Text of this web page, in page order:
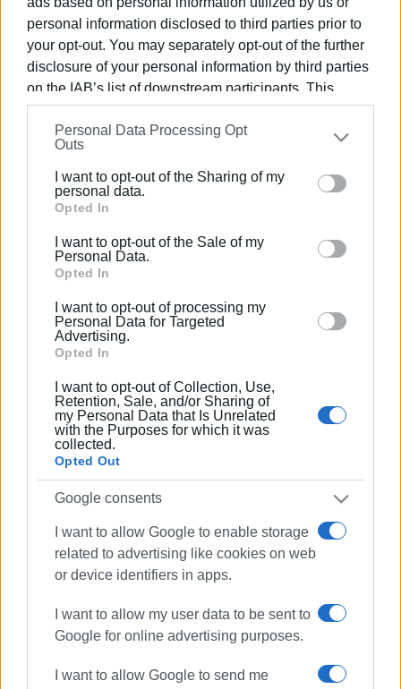
personal information disclosed to third parties prior to
your opt-out. You may separately opt-out of the further
disclosure of your personal information by third parties
on the IAB’s list of downstream participants. This
information may also be disclosed by us to third parties
on theIAB’s List of Downstream Participants
that may
further disclose it to other third parties.
Please note that this website/app uses one or more
Google services and may gather and store information
behaviour. You may click to grant or deny consent to
Google and its third-party tags to use your data for
section.
Personal Data Processing Opt
Outs
I want to opt-out of the Sharing of my
personal data.
Opted In
I want to opt-out of the Sale of my
Personal Data.
Opted In
I want to opt-out of processing my
Personal Data for Targeted
Advertising.
Opted In
I want to opt-out of Collection, Use,
Retention, Sale, and/or Sharing of
my Personal Data that Is Unrelated
with the Purposes for which it was
collected.
Opted Out
Google consents
I want to allow Google to enable storage
related to advertising like cookies on web
or device identifiers in apps.
I want to allow my user data to be sent to
Google for online advertising purposes.
I want to allow Google to send me
ΒΑΣΙΛΗΣ ΠΑΝΤΑΖΟΠΟΥΛΟΣ
Ο Βασίλης Πανταζόπουλος είναι απόφοιτος του
τμήματος Μεσογειακών Σπουδών του
Πανεπιστημίου Αιγαίου (Ρόδος), με ειδίκευση
Μεταπτυχιακού Τίτλου από το Πανεπιστήμιο του
Ακολουθήστε το enimerosi στοFacebook
Συνδρομητές στο e-paper